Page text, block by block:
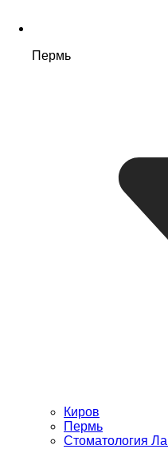
Пермь
Киров
Пермь
Стоматология